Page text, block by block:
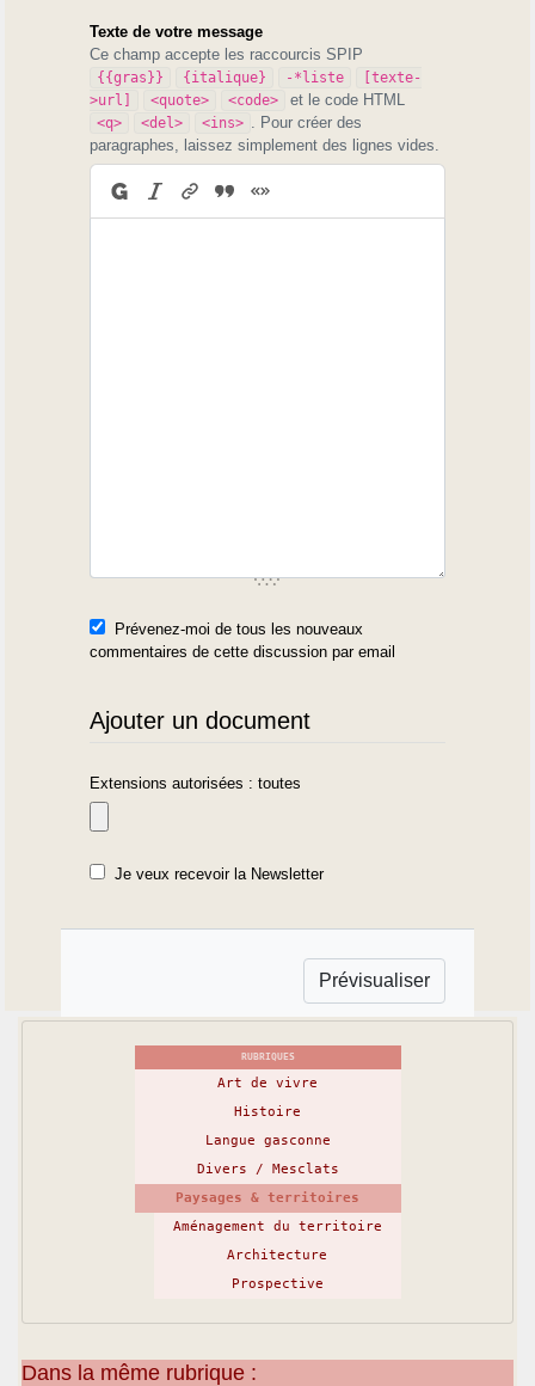
Texte de votre message
Ce champ accepte les raccourcis SPIP
{{gras}} {italique} -*liste
[texte-
>url]
<quote> <code> et le code HTML
<q> <del> <ins>
. Pour créer des
paragraphes, laissez simplement des lignes vides.
Prévenez-moi de tous les nouveaux
commentaires de cette discussion par email
Ajouter un document
Extensions autorisées : toutes
Je veux recevoir la Newsletter
RUBRIQUES
Art de vivre
Histoire
Langue gasconne
Divers / Mesclats
Paysages & territoires
Aménagement du territoire
Architecture
Prospective
Dans la même rubrique :